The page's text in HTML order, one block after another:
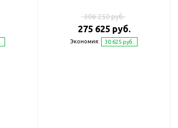
306 250 руб.
275 625 руб.
Экономия: 30 625 руб.